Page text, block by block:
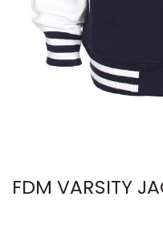
FDM VARSITY